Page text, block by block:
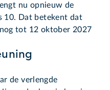
nu opnieuw de
10. Dat betekent dat
tot 12 oktober 2027
de verlengde